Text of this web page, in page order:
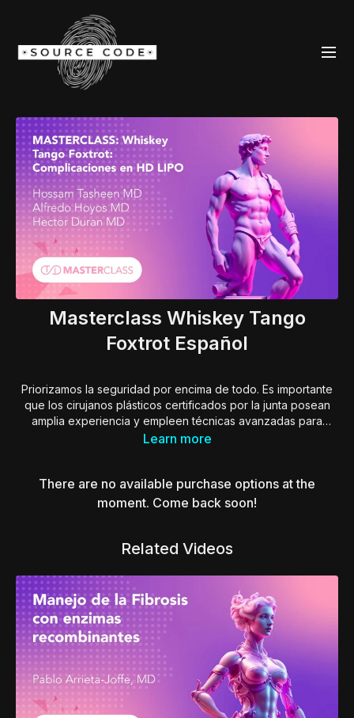
Masterclass Whiskey Tango
Foxtrot Español
Priorizamos la seguridad por encima de todo. Es importante
que los cirujanos plásticos certificados por la junta posean
amplia experiencia y empleen técnicas avanzadas para
minimizar el riesgo de complicaciones durante la cirugía
un riguroso cumplimiento de todos los protocolos de
seguridad, asegurando que su bienestar nunca se vea
Learn more
There are no available purchase options at the
moment. Come back soon!
Related Videos